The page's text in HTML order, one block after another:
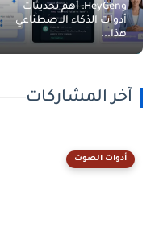
وHeyGen: أهم تحديثات
أدوات الذكاء الاصطناعي
هذا...
آخر المشاركات
أدوات الصوت